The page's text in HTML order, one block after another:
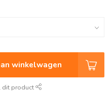
winkelwagen
dit product